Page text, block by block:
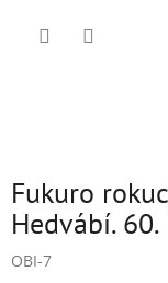
Fukuro
Hedvábí.
OBI-7